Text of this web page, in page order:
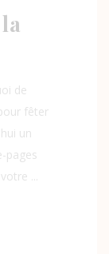
de
fêter
un
pages